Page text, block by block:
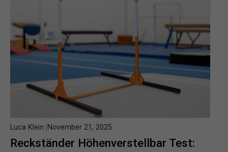
Reckständer Höhenverstellbar Test:
Luca Klein November 21, 2025